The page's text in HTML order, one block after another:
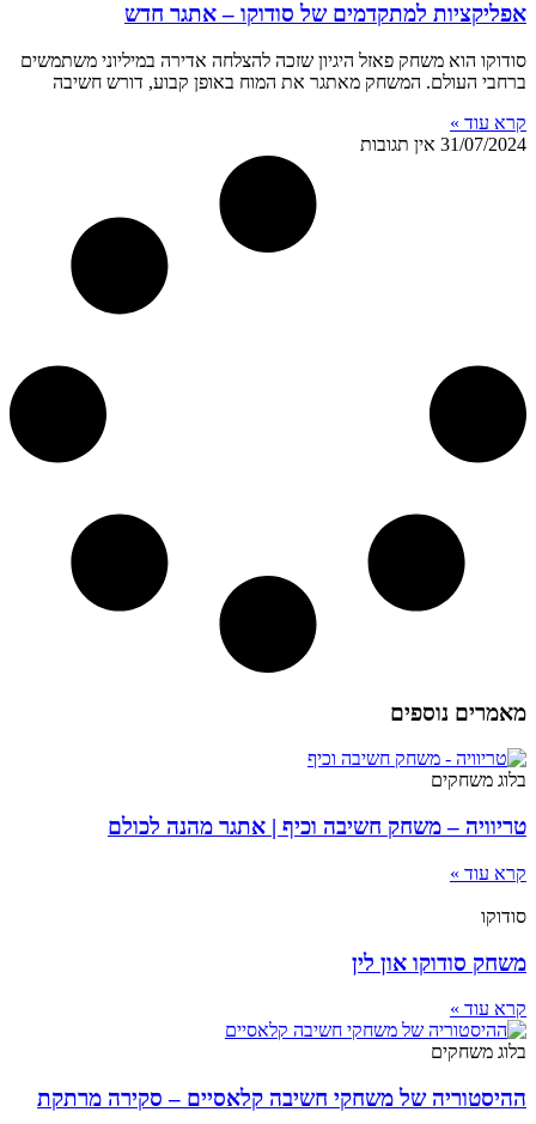
אפליקציות למתקדמים של סודוקו – אתגר חדש
סודוקו הוא משחק פאזל היגיון שזכה להצלחה אדירה במיליוני משתמשים
ברחבי העולם. המשחק מאתגר את המוח באופן קבוע, דורש חשיבה
קרא עוד »
31/07/2024 אין תגובות
מאמרים נוספים
בלוג משחקים
טריוויה – משחק חשיבה וכיף | אתגר מהנה לכולם
קרא עוד »
סודוקו
משחק סודוקו און לין
קרא עוד »
בלוג משחקים
ההיסטוריה של משחקי חשיבה קלאסיים – סקירה מרתקת